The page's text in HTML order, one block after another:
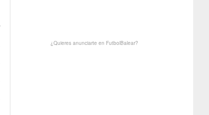
¿Quieres anunciarte en FutbolBalear?